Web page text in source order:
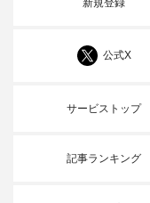
新規登録
公式X
サービストップ
記事ランキング